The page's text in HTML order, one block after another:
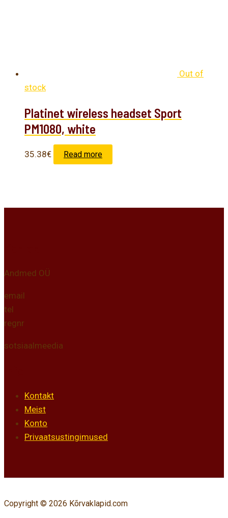
Out of
stock
Platinet wireless headset Sport
PM1080, white
35.38€ Read more
Andmed OÜ
email
tel
regnr
sotsiaalmeedia
Kontakt
Meist
Konto
Privaatsustingimused
Copyright © 2026 Kõrvaklapid.com